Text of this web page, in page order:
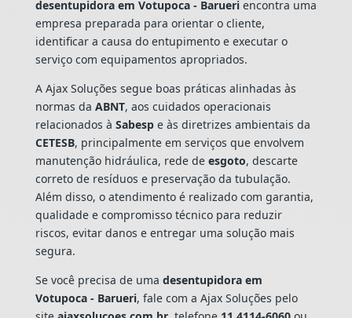
desentupidora em Votupoca - Barueriencontra uma
empresa preparada para orientar o cliente,
identificar a causa do entupimento e executar o
serviço com equipamentos apropriados.
A Ajax Soluções segue boas práticas alinhadas às
normas da ABNT, aos cuidados operacionais
relacionados à Sabespe às diretrizes ambientais da
CETESB, principalmente em serviços que envolvem
manutenção hidráulica, rede de esgoto, descarte
correto de resíduos e preservação da tubulação.
Além disso, o atendimento é realizado com garantia,
qualidade e compromisso técnico para reduzir
riscos, evitar danos e entregar uma solução mais
segura.
Se você precisa de uma desentupidora em
Votupoca - Barueri, fale com a Ajax Soluções pelo